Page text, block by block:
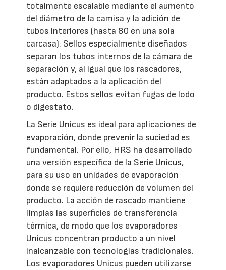
totalmente escalable mediante el aumento
del diámetro de la camisa y la adición de
tubos interiores (hasta 80 en una sola
carcasa). Sellos especialmente diseñados
separan los tubos internos de la cámara de
separación y, al igual que los rascadores,
están adaptados a la aplicación del
producto. Estos sellos evitan fugas de lodo
o digestato.
La Serie Unicus es ideal para aplicaciones de
evaporación, donde prevenir la suciedad es
fundamental. Por ello, HRS ha desarrollado
una versión específica de la Serie Unicus,
para su uso en unidades de evaporación
donde se requiere reducción de volumen del
producto. La acción de rascado mantiene
limpias las superficies de transferencia
térmica, de modo que los evaporadores
Unicus concentran producto a un nivel
inalcanzable con tecnologías tradicionales.
Los evaporadores Unicus pueden utilizarse